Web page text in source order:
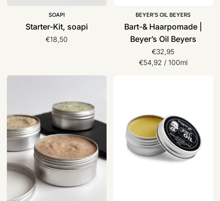
SOAPI
Starter-Kit, soapi
€18,50
BEYER’S OIL BEYERS
Bart-& Haarpomade |
Beyer’s Oil Beyers
€32,95
Stückpreis
€54,92 /pro
100ml
Körper-
Scrub,
Choice
Naturseifen
Beyer‘s